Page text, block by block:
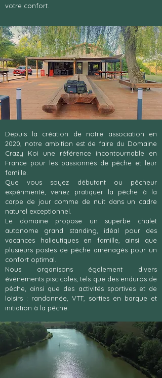
votre confort.
Depuis la création de notre association en
2020, notre ambition est de faire du Domaine
Crazy Koi une référence incontournable en
France pour les passionnés de pêche et leur
famille.
Que vous soyez débutant ou pêcheur
expérimenté, venez pratiquer la pêche à la
carpe de jour comme de nuit dans un cadre
naturel exceptionnel.
Le domaine propose un superbe chalet
autonome grand standing, idéal pour des
vacances halieutiques en famille, ainsi que
plusieurs postes de pêche aménagés pour un
confort optimal.
Nous organisons également divers
événements piscicoles, tels que des enduros de
pêche, ainsi que des activités sportives et de
loisirs : randonnée, VTT, sorties en barque et
initiation à la pêche.​